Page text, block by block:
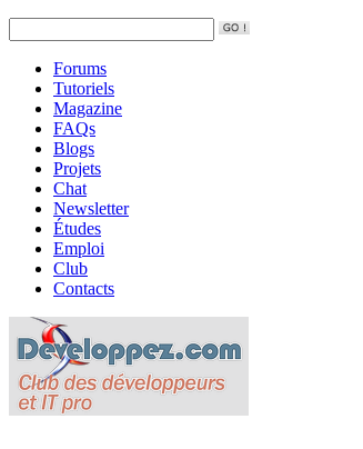
Forums
Tutoriels
Magazine
FAQs
Blogs
Projets
Chat
Newsletter
Études
Emploi
Club
Contacts